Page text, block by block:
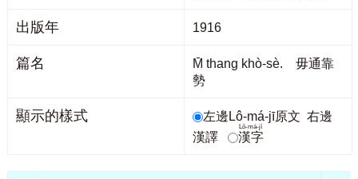
出版年 1916
篇名
M̄ thang khò-sè. 毋通靠
勢
顯示的樣式 左邊Lô-má-jī原文 右邊
漢譯
漢字
Lô-má-jī